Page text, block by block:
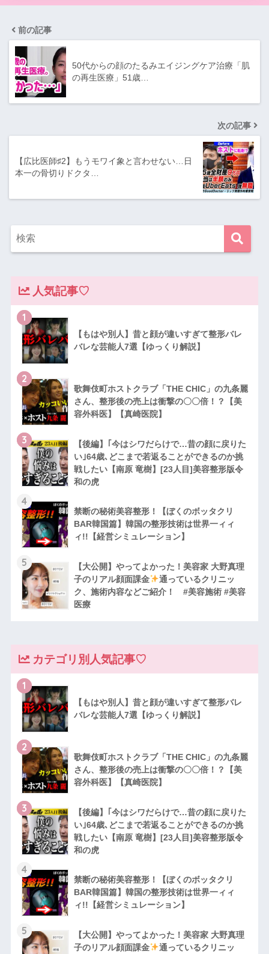
前の記事
50代からの顔のたるみエイジングケア治療「肌
の再生医療」51歳…
次の記事
【広比医師♯2】もうモワイ象と言わせない…日
本一の骨切りドクタ…
人気記事♡
1
【もはや別人】昔と顔が違いすぎて整形バレ
バレな芸能人7選【ゆっくり解説】
2
歌舞伎町ホストクラブ「THE CHIC」の九条麗
さん、整形後の売上は衝撃の〇〇倍！？【美
容外科医】【真崎医院】
3
【後編】｢今はシワだらけで…昔の顔に戻りた
い｣64歳､どこまで若返ることができるのか挑
戦したい【南原 竜樹】[23人目]美容整形版令
和の虎
4
禁断の秘術美容整形！【ぼくのボッタクリ
BAR韓国篇】韓国の整形技術は世界一ィィ
ィ!!【経営シミュレーション】
5
【大公開】やってよかった！美容家 大野真理
子のリアル顔面課金
通っているクリニッ
ク、施術内容などご紹介！ #美容施術 #美容
医療
カテゴリ別人気記事♡
1
【もはや別人】昔と顔が違いすぎて整形バレ
バレな芸能人7選【ゆっくり解説】
2
歌舞伎町ホストクラブ「THE CHIC」の九条麗
さん、整形後の売上は衝撃の〇〇倍！？【美
容外科医】【真崎医院】
3
【後編】｢今はシワだらけで…昔の顔に戻りた
い｣64歳､どこまで若返ることができるのか挑
戦したい【南原 竜樹】[23人目]美容整形版令
和の虎
4
禁断の秘術美容整形！【ぼくのボッタクリ
BAR韓国篇】韓国の整形技術は世界一ィィ
ィ!!【経営シミュレーション】
5
【大公開】やってよかった！美容家 大野真理
子のリアル顔面課金
通っているクリニッ